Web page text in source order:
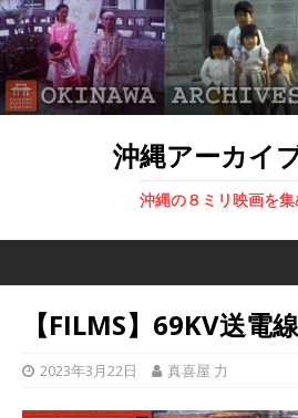
沖縄アーカイ
沖縄の８ミリ映画を
【FILMS】69KV送電
2023年3月22日 真喜屋 力